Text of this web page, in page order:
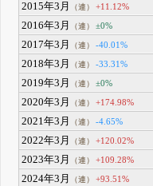
2015年3月
（連） +11.12%
2016年3月
（連） ±0%
2017年3月
（連） -40.01%
2018年3月
（連） -33.31%
2019年3月
（連） ±0%
2020年3月
（連） +174.98%
2021年3月
（連） -4.65%
2022年3月
（連） +120.02%
2023年3月
（連） +109.28%
2024年3月
（連） +93.51%